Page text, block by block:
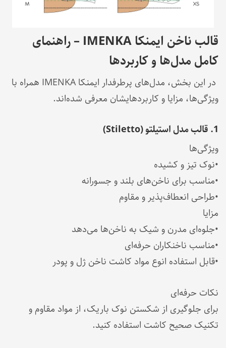
قالب ناخن ایمنکا IMENKA – راهنمای
کامل مدل‌ها و کاربردها
در این بخش، مدل‌های پرطرفدار ایمنکا IMENKA همراه با
ویژگی‌ها، مزایا و کاربردهایشان معرفی شده‌اند.
1. قالب مدل استیلتو (Stiletto)
ویژگی‌ها
•نوک تیز و کشیده
•مناسب برای ناخن‌های بلند و جسورانه
•طراحی انعطاف‌پذیر و مقاوم
مزایا
•جلوه‌ای مدرن و شیک به ناخن‌ها می‌دهد
•مناسب ناخنکاران حرفه‌ای
•قابل استفاده انوع مواد کاشت ناخن ژل و پودر
نکات حرفه‌ای
برای جلوگیری از شکستن نوک باریک، از مواد مقاوم و
تکنیک صحیح کاشت استفاده کنید.